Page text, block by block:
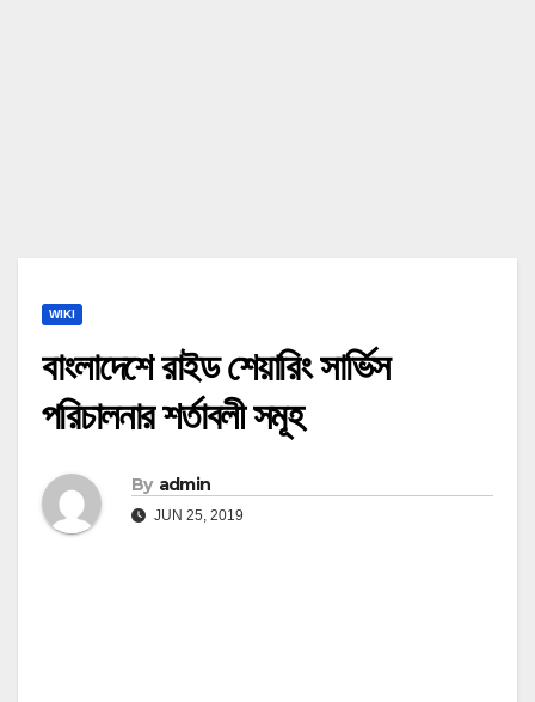
WIKI
বাংলাদেশে রাইড শেয়ারিং সার্ভিস
পরিচালনার শর্তাবলী সমূহ
By admin
JUN 25, 2019